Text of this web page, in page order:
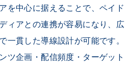
を中心に据えることで、ペイド
ィアとの連携が容易になり、広
一貫した導線設計が可能です。
ツ企画・配信頻度・ターゲット